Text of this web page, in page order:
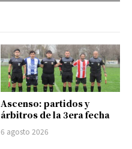
Ascenso: partidos y
árbitros de la 3era fecha
6 agosto 2026